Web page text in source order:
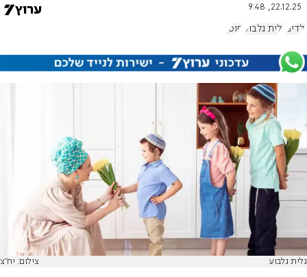
22.12.25, 9:48
ילדים גלית גלבוע חוסן
גלית גלבוע צילום: יח"צ